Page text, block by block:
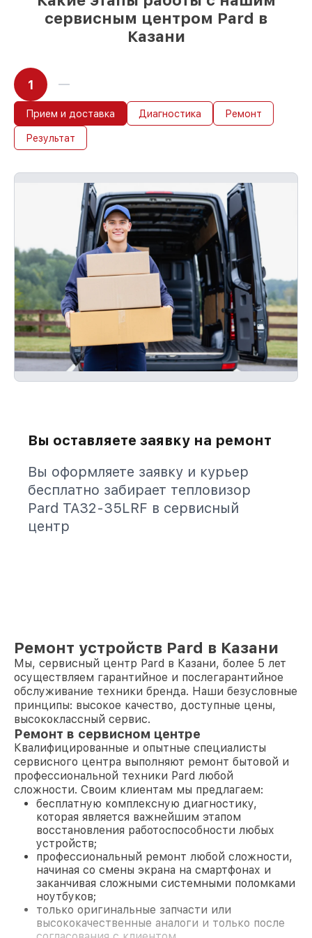
сервисным центром Pard в
Казани
1
Прием и доставка Диагностика Ремонт
Результат
Вы оставляете заявку на ремонт
Вы оформляете заявку и курьер
бесплатно забирает тепловизор
Pard TA32-35LRF в сервисный
центр
Ремонт устройств Pard в Казани
Мы, сервисный центр Pard в Казани, более 5 лет
осуществляем гарантийное и послегарантийное
обслуживание техники бренда. Наши безусловные
принципы: высокое качество, доступные цены,
высококлассный сервис.
Ремонт в сервисном центре
Квалифицированные и опытные специалисты
сервисного центра выполняют ремонт бытовой и
профессиональной техники Pard любой
сложности. Своим клиентам мы предлагаем:
бесплатную комплексную диагностику,
которая является важнейшим этапом
восстановления работоспособности любых
устройств;
профессиональный ремонт любой сложности,
начиная со смены экрана на смартфонах и
заканчивая сложными системными поломками
ноутбуков;
только оригинальные запчасти или
высококачественные аналоги и только после